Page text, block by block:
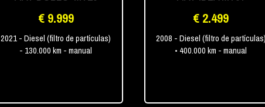
€ 9.999
2021 - Diesel (filtro de partículas)
- 130.000 km - manual
€ 2.499
2008 - Diesel (filtro de partículas)
• 400.000 km - manual